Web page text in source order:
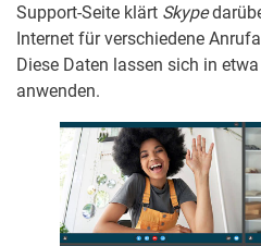
Support-Seite klärt Skype
Internet für verschiedene
Diese Daten lassen sich in
anwenden.